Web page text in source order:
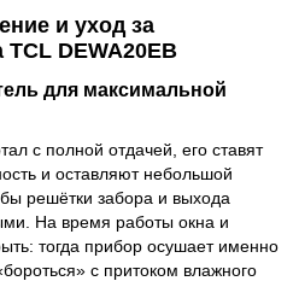
и уход за
DEWA20EB
для максимальной
с полной отдачей, его ставят
и оставляют небольшой
решётки забора и выхода
На время работы окна и
тогда прибор осушает именно
с притоком влажного